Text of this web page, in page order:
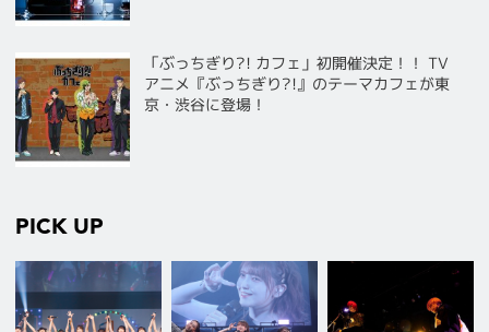
「ぶっちぎり?! カフェ」初開催決定！！ TV
アニメ『ぶっちぎり?!』のテーマカフェが東
京・渋谷に登場！
PICK UP